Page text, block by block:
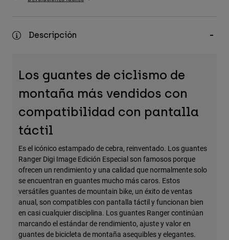
Ver Todo
Ver todo
Descripción
Los guantes de ciclismo de
montaña más vendidos con
compatibilidad con pantalla
táctil
Es el icónico estampado de cebra, reinventado. Los guantes
Ranger Digi Image Edición Especial son famosos porque
ofrecen un rendimiento y una calidad que normalmente solo
se encuentran en guantes mucho más caros. Estos
versátiles guantes de mountain bike, un éxito de ventas
anual, son compatibles con pantalla táctil y funcionan bien
en casi cualquier disciplina. Los guantes Ranger continúan
marcando el estándar de rendimiento, ajuste y valor en
guantes de bicicleta de montaña asequibles y elegantes.